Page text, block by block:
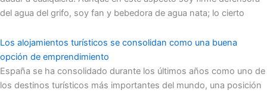
del agua del grifo, soy fan y bebedora de agua nata; lo cierto
Los alojamientos turísticos se consolidan como una buena
opción de emprendimiento
España se ha consolidado durante los últimos años como uno de
los destinos turísticos más importantes del mundo, una posición